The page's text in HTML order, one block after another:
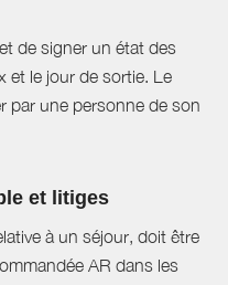
de signer un état des
et le jour de sortie. Le
par une personne de son
et litiges
à un séjour, doit être
AR dans les